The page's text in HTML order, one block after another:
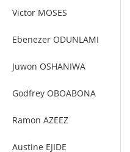
Victor MOSES
Ebenezer ODUNLAMI
Juwon OSHANIWA
Godfrey OBOABONA
Ramon AZEEZ
Austine EJIDE